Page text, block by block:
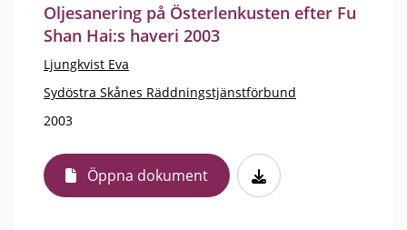
Oljesanering på Österlenkusten efter Fu
Shan Hai:s haveri 2003
Ljungkvist Eva
Sydöstra Skånes Räddningstjänstförbund
2003
Öppna dokument